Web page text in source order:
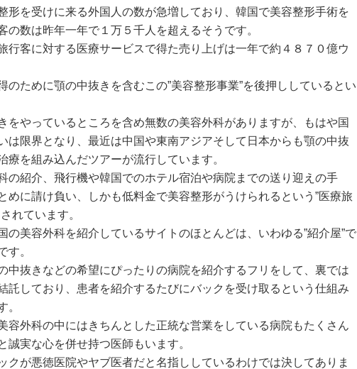
形を受けに来る外国人の数が急増しており、韓国で美容整形手術を
の数は昨年一年で１万５千人を超えるそうです。
行客に対する医療サービスで得た売り上げは一年で約４８７０億ウ
のために顎の中抜きを含むこの”美容整形事業”を後押ししているとい
をやっているところを含め無数の美容外科がありますが、もはや国
は限界となり、最近は中国や東南アジアそして日本からも顎の中抜
療を組み込んだツアーが流行しています。
の紹介、飛行機や韓国でのホテル宿泊や病院までの送り迎えの手
めに請け負い、しかも低料金で美容整形がうけられるという”医療旅
れています。
の美容外科を紹介しているサイトのほとんどは、いわゆる”紹介屋”で
す。
中抜きなどの希望にぴったりの病院を紹介するフリをして、裏では
託しており、患者を紹介するたびにバックを受け取るという仕組み
。
容外科の中にはきちんとした正統な営業をしている病院もたくさん
誠実な心を併せ持つ医師もいます。
クが悪徳医院やヤブ医者だと名指ししているわけでは決してありま